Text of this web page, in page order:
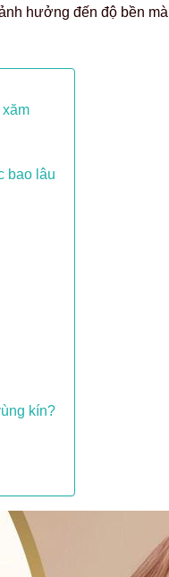
hưởng đến độ bền
bao lâu
kín?